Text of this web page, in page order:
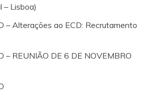
– Lisboa)
– Alterações ao ECD: Recrutamento
– REUNIÃO DE 6 DE NOVEMBRO